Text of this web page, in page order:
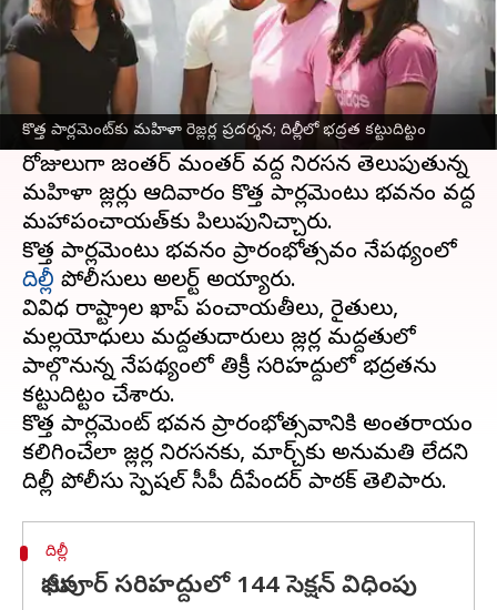
కొత్త పార్లమెంట్‌కు మహిళా రెజ్లర్ల ప్రదర్శన; దిల్లీలో భద్రత కట్టుదిట్టం
ఈ వార్తాకథనం ఏంటి
ఫెడరేషన్ ఆఫ్ ఇండియా చీఫ్ బ్రిజ్ భూషణ్
శరణ్ సింగ్‌పై లైంగిక ఆరోపణల నేపథ్యంలో ఆయనపై
చర్యలు తీసుకోవాలని డిమాండ్ చేస్తూ కొన్ని
రోజులుగా జంతర్ మంతర్ వద్ద నిరసన తెలుపుతున్న
మహిళా రెజ్లర్లు ఆదివారం కొత్త పార్లమెంటు భవనం వద్ద
మహాపంచాయత్‌కు పిలుపునిచ్చారు.
కొత్త పార్లమెంటు భవనం ప్రారంభోత్సవం నేపథ్యంలో
దిల్లీ పోలీసులు అలర్ట్ అయ్యారు.
వివిధ రాష్ట్రాల ఖాప్ పంచాయతీలు, రైతులు,
మల్లయోధులు మద్దతుదారులు రెజ్లర్ల మద్దతులో
పాల్గొనున్న నేపథ్యంలో తిక్రీ సరిహద్దులో భద్రతను
కట్టుదిట్టం చేశారు.
కొత్త పార్లమెంట్ భవన ప్రారంభోత్సవానికి అంతరాయం
కలిగించేలా రెజ్లర్ల నిరసనకు, మార్చ్‌కు అనుమతి లేదని
దిల్లీ
ఘాజీపూర్ సరిహద్దులో 144 సెక్షన్ విధింపు